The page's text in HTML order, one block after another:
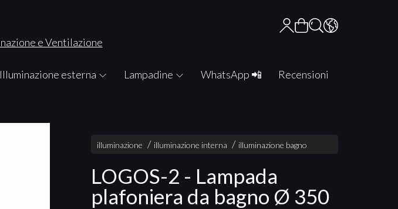
Illuminazione esterna Lampadine WhatsApp 📲 Recensioni
illuminazione illuminazione interna illuminazione bagno
LOGOS-2 - Lampada
plafoniera da bagno Ø 350